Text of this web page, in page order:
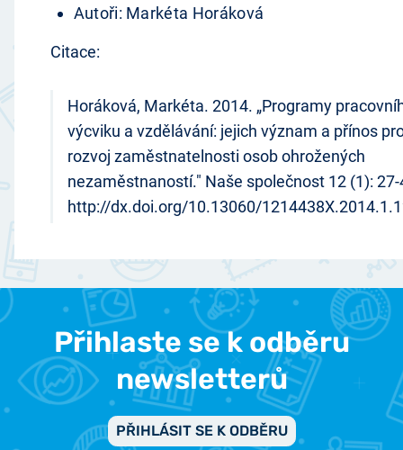
Autoři: Markéta Horáková
Citace:
Horáková, Markéta. 2014. „Programy
výcviku a vzdělávání: jejich význam a přínos
rozvoj zaměstnatelnosti osob ohrožených
nezaměstnaností." Naše společnost 12 (1): 27-
http://dx.doi.org/10.13060/
Přihlaste se k odběru
newsletterů
PŘIHLÁSIT SE K ODBĚRU